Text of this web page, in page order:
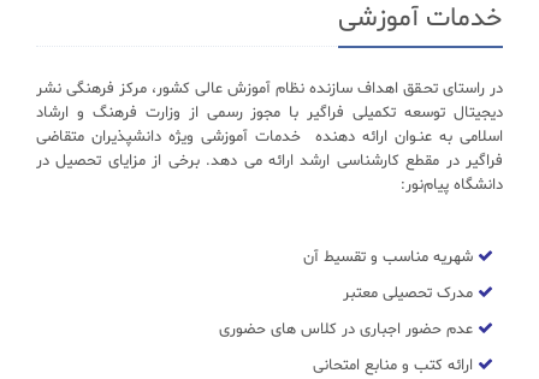
خدمات آموزشی
در راستای تحـقق اهداف سازنده نظام آموزش عالی کشور، مرکز فرهنگی نشر
دیجیتال توسعه تکمیلی فراگیر با مجوز رسمی از وزارت فرهنگ و ارشاد
اسلامی به عنـوان ارائه دهنده خدمات آموزشی ویژه دانشپذیران متقاضی
فراگیر در مقطع کارشناسی ارشد ارائه می دهد. برخی از مزایای تحصیل در
دانشگاه پیام‌نور:
شهریه مناسب و تقسیط آن
مدرک تحصیلی معتبر
عدم حضور اجباری در کلاس های حضوری
ارائه کتب و منابع امتحانی